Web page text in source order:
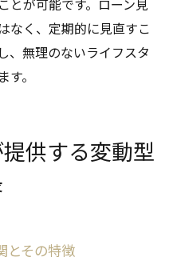
なく、定期的に見直すこ
、無理のないライフスタ
。
供する変動型
とその特徴